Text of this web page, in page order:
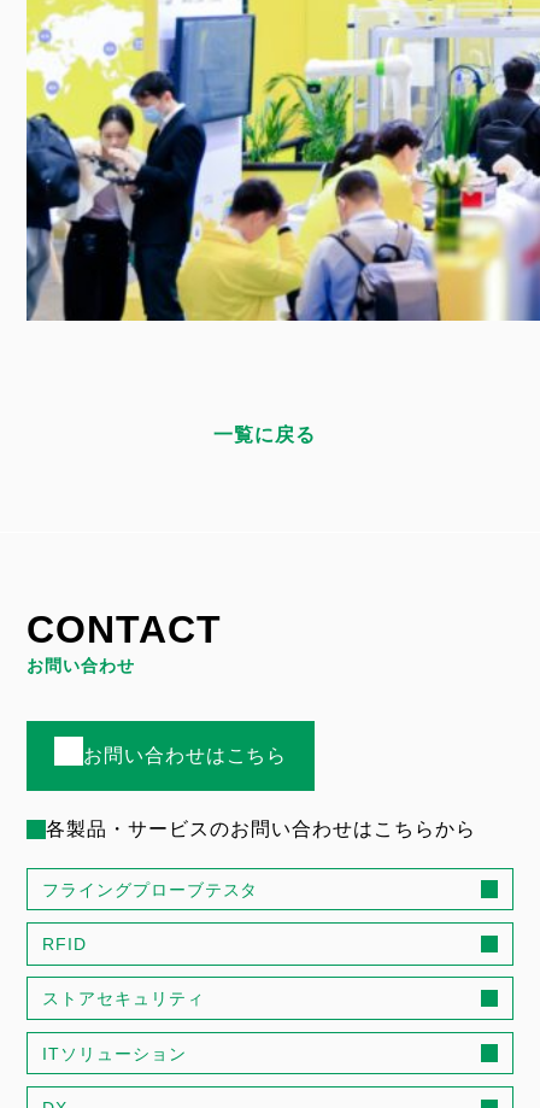
一覧に戻る
CONTACT
お問い合わせ
お問い合わせはこちら
各製品・サービスのお問い合わせはこちらから
フライングプローブテスタ
RFID
ストアセキュリティ
ITソリューション